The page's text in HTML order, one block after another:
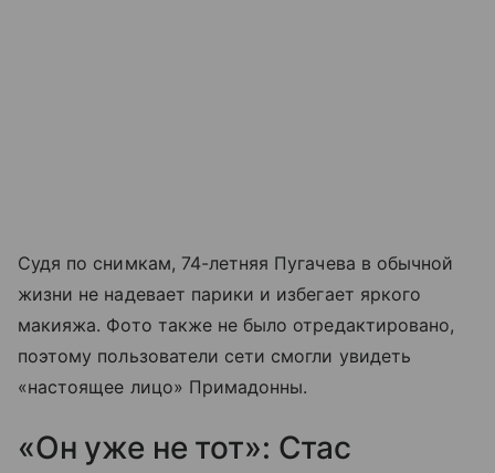
Судя по снимкам, 74-летняя Пугачева в обычной
жизни не надевает парики и избегает яркого
макияжа. Фото также не было отредактировано,
поэтому пользователи сети смогли увидеть
«настоящее лицо» Примадонны.
«Он уже не тот»: Стас